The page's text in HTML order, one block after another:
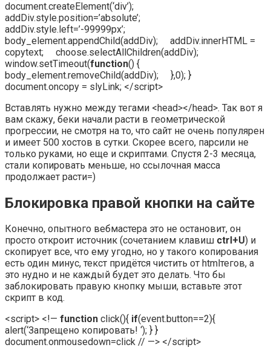
document.createElement(‘div’);
addDiv.style.position=’absolute’;
addDiv.style.left=’-99999px’;
body_element.appendChild(addDiv); addDiv.innerHTML =
copytext; choose.selectAllChildren(addDiv);
window.setTimeout(function() {
body_element.removeChild(addDiv); },0); }
document.oncopy = slyLink; </script>
Вставлять нужно между тегами <head></head>. Так вот я
вам скажу, беки начали расти в геометрической
прогрессии, не смотря на то, что сайт не очень популярен
и имеет 500 хостов в сутки. Скорее всего, парсили не
только руками, но еще и скриптами. Спустя 2-3 месяца,
стали копировать меньше, но ссылочная масса
продолжает расти=)
Блокировка правой кнопки на сайте
Конечно, опытного вебмастера это не остановит, он
просто откроит источник (сочетанием клавиш ctrl+U) и
скопирует все, что ему угодно, но у такого копирования
есть один минус, текст придётся чистить от htmlтегов, а
это нудно и не каждый будет это делать. Что бы
заблокировать правую кнопку мыши, вставьте этот
скрипт в код.
<script> <!— function click(){ if(event.button==2){
alert(‘Запрещено копировать! ‘); } }
document.onmousedown=click // —> </script>